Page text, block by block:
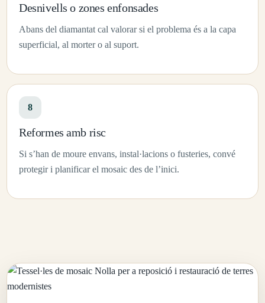
Desnivells o zones enfonsades
Abans del diamantat cal valorar si el problema és a la capa
superficial, al morter o al suport.
8
Reformes amb risc
Si s’han de moure envans, instal·lacions o fusteries, convé
protegir i planificar el mosaic des de l’inici.